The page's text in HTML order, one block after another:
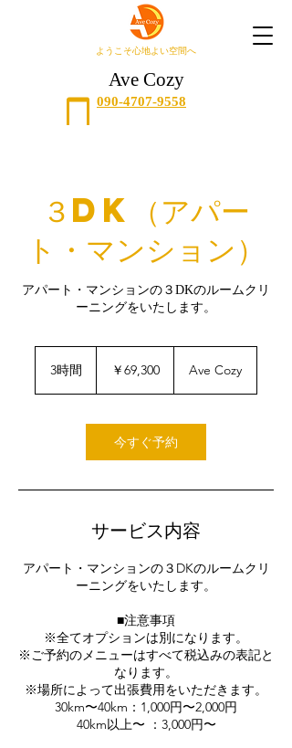
090-4707-9558
Ave Cozy
​ようこそ心地よい空間へ
３DK（アパー
ト・マンション）
アパート・マンションの３DKのルームクリ
ーニングをいたします。
3時間 ￥69,300 Ave Cozy
今すぐ予約
サービス内容
アパート・マンションの３DKのルームクリ
ーニングをいたします。
■注意事項
※全てオプションは別になります。
※ご予約のメニューはすべて税込みの表記と
なります。
※場所によって出張費用をいただきます。
30km〜40km：1,000円〜2,000円
40km以上〜 ：3,000円〜